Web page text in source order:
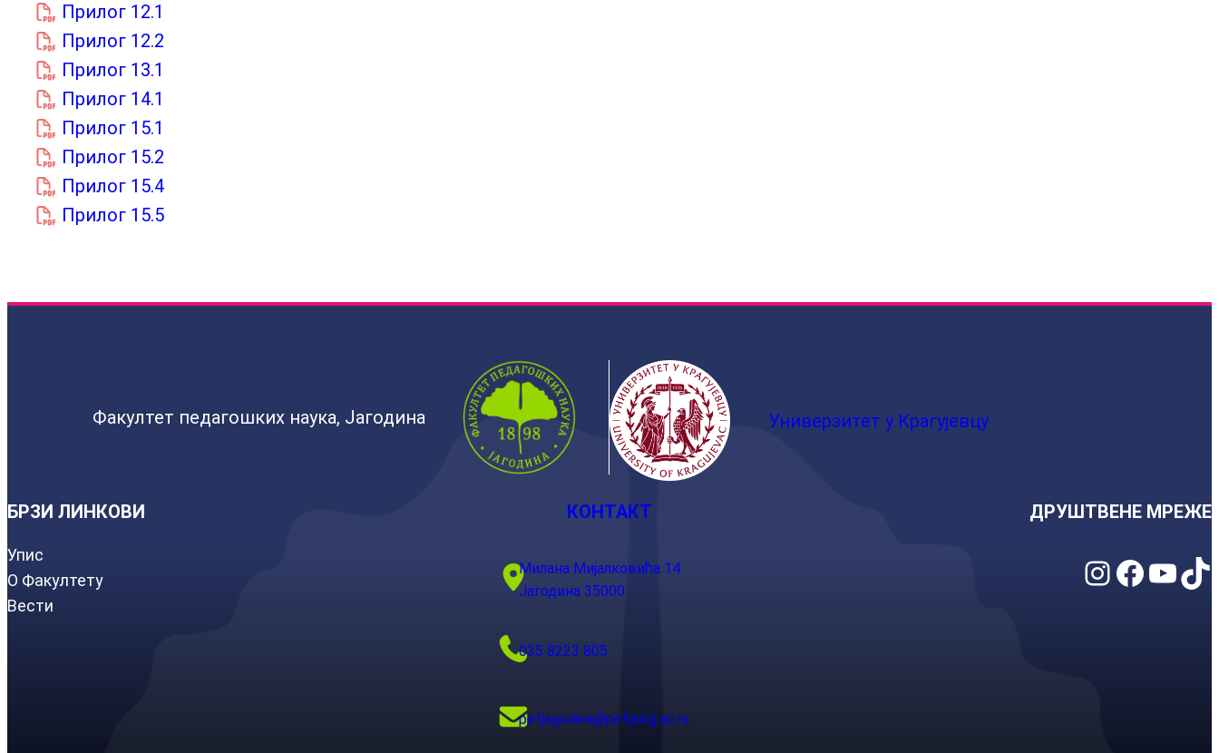
Прилог 12.1
Прилог 12.2
Прилог 13.1
Прилог 14.1
Прилог 15.1
Прилог 15.2
Прилог 15.4
Прилог 15.5
Факултет педагошких наука, Јагодина Универзитет у Крагујевцу
БРЗИ ЛИНКОВИ
Упис
О Факултету
Вести
КОНТАКТ
Милана Мијалковића 14
Јагодина 35000
035 8223 805
pefjagodina@pefja.kg.ac.rs
ДРУШТВЕНЕ МРЕЖЕ
Instagram Facebook YouTube TikTok